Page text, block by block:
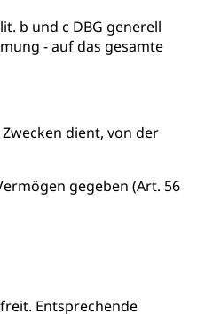
b und c DBG generell
- auf das gesamte
dient, von der
gegeben (Art. 56
Entsprechende